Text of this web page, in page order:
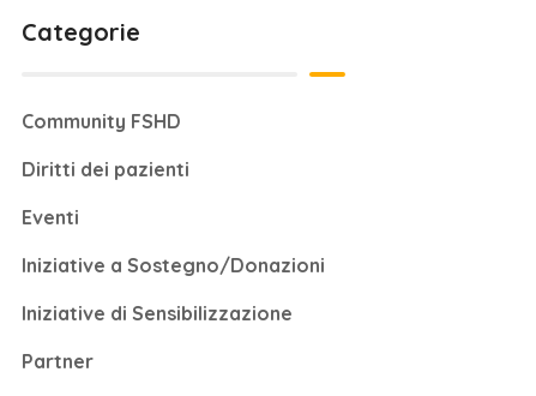
Categorie
Community FSHD
Diritti dei pazienti
Eventi
Iniziative a Sostegno/Donazioni
Iniziative di Sensibilizzazione
Partner